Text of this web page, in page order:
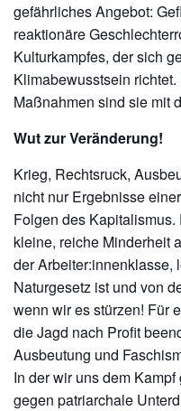
gefährliches Angebot:
reaktionäre
Kulturkampfes, der sich
Klimabewusstsein
Maßnahmen sind sie mit
Wut zur Veränderung!
Krieg, Rechtsruck,
nicht nur Ergebnisse
Folgen des
kleine, reiche Minderheit
der Arbeiter:innenklasse,
Naturgesetz ist und von
wenn wir es stürzen! Für
die Jagd nach Profit
Ausbeutung und
In der wir uns dem
gegen patriarchale